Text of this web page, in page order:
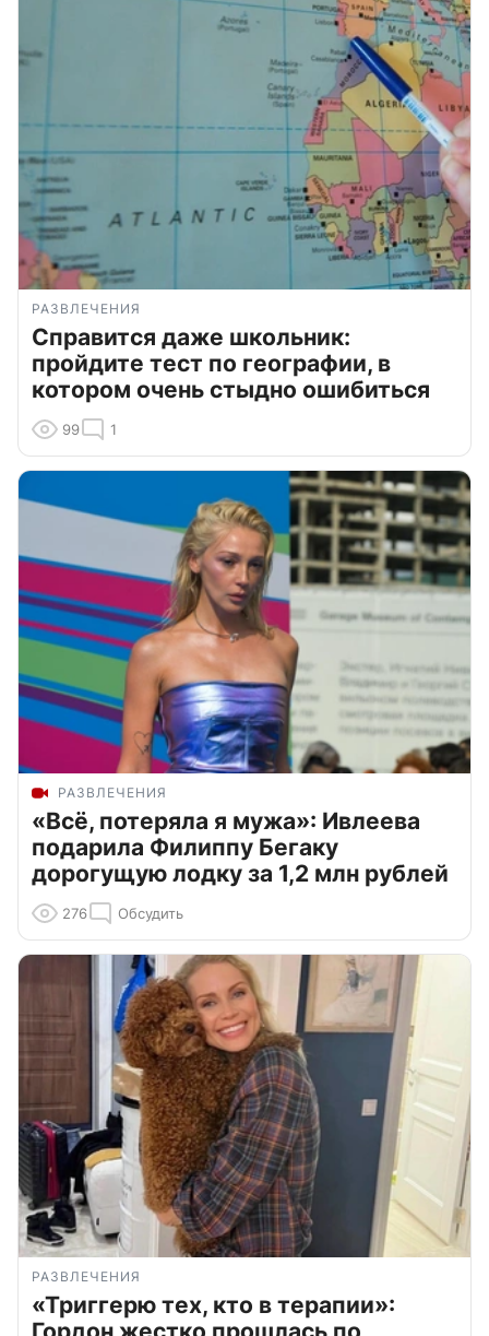
РАЗВЛЕЧЕНИЯ
Справится даже школьник:
пройдите тест по географии, в
котором очень стыдно ошибиться
99 1
РАЗВЛЕЧЕНИЯ
«Всё, потеряла я мужа»: Ивлеева
подарила Филиппу Бегаку
дорогущую лодку за 1,2 млн рублей
276 Обсудить
РАЗВЛЕЧЕНИЯ
«Триггерю тех, кто в терапии»: